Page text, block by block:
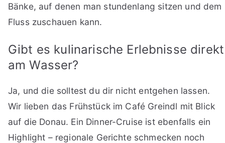
Bänke, auf denen man stundenlang sitzen und dem
Fluss zuschauen kann.
Gibt es kulinarische Erlebnisse direkt
am Wasser?
Ja, und die solltest du dir nicht entgehen lassen.
Wir lieben das Frühstück im Café Greindl mit Blick
auf die Donau. Ein Dinner-Cruise ist ebenfalls ein
Highlight – regionale Gerichte schmecken noch